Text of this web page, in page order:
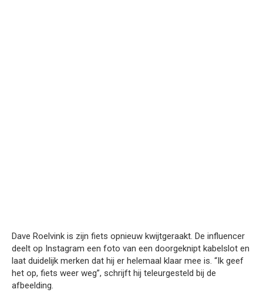
Dave Roelvink is zijn fiets opnieuw kwijtgeraakt. De influencer
deelt op Instagram een foto van een doorgeknipt kabelslot en
laat duidelijk merken dat hij er helemaal klaar mee is. “Ik geef
het op, fiets weer weg”, schrijft hij teleurgesteld bij de
afbeelding.